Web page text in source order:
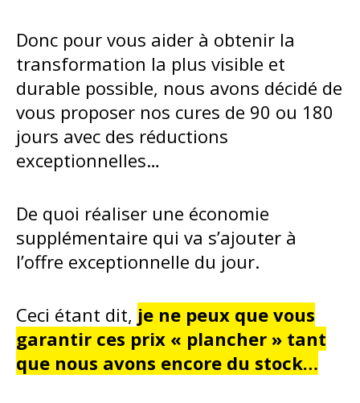
Donc pour vous aider à obtenir la
transformation la plus visible et
durable possible, nous avons décidé de
vous proposer nos cures de 90 ou 180
jours avec des réductions
exceptionnelles…
De quoi réaliser une économie
supplémentaire qui va s’ajouter à
l’offre exceptionnelle du jour.
Ceci étant dit, je ne peux que vous
garantir ces prix « plancher » tant
que nous avons encore du stock…